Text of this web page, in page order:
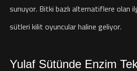
sunuyor. Bitki bazlı alternatiflere olan
sütleri kilit oyuncular haline geliyor.
Yulaf Sütünde Enzim